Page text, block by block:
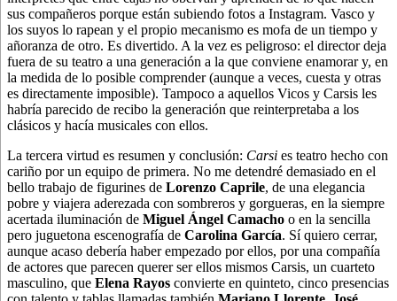
sus compañeros porque están subiendo fotos a Instagram. Vasco y
los suyos lo rapean y el propio mecanismo es mofa de un tiempo y
añoranza de otro. Es divertido. A la vez es peligroso: el director deja
fuera de su teatro a una generación a la que conviene enamorar y, en
la medida de lo posible comprender (aunque a veces, cuesta y otras
es directamente imposible). Tampoco a aquellos Vicos y Carsis les
habría parecido de recibo la generación que reinterpretaba a los
clásicos y hacía musicales con ellos.
La tercera virtud es resumen y conclusión: Carsi es teatro hecho con
cariño por un equipo de primera. No me detendré demasiado en el
bello trabajo de figurines de Lorenzo Caprile, de una elegancia
pobre y viajera aderezada con sombreros y gorgueras, en la siempre
acertada iluminación de Miguel Ángel Camacho o en la sencilla
pero juguetona escenografía de Carolina García. Sí quiero cerrar,
aunque acaso debería haber empezado por ellos, por una compañía
de actores que parecen querer ser ellos mismos Carsis, un cuarteto
masculino, que Elena Rayos convierte en quinteto, cinco presencias